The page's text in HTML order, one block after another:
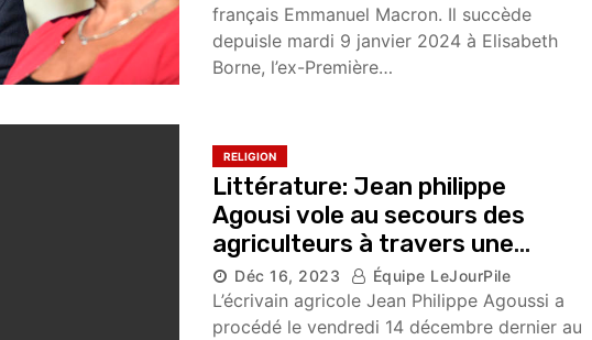
français Emmanuel Macron. Il succède
depuisle mardi 9 janvier 2024 à Elisabeth
Borne, l’ex-Première…
RELIGION
Littérature: Jean philippe
Agousi vole au secours des
agriculteurs à travers une
tournée de dédicace
5,086 vues
Déc 16, 2023 Équipe LeJourPile
L’écrivain agricole Jean Philippe Agoussi a
procédé le vendredi 14 décembre dernier au